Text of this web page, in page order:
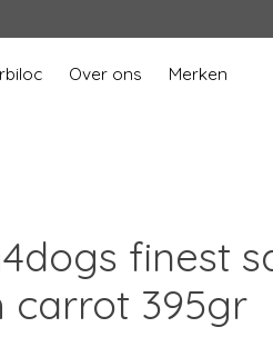
Over ons Merken
finest
carrot 395gr